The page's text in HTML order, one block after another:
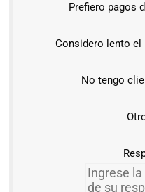
Prefiero pagos
Considero lento
No tengo